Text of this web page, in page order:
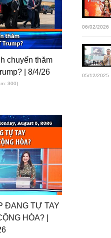
chuyến thăm
| 8/4/26
300)
ĐANG TỰ TAY
HÒA? |
06/02/2026
05/12/2025